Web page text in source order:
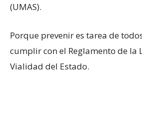
(UMAS).
Porque prevenir es tarea de
cumplir con el Reglamento de la
Vialidad del Estado.